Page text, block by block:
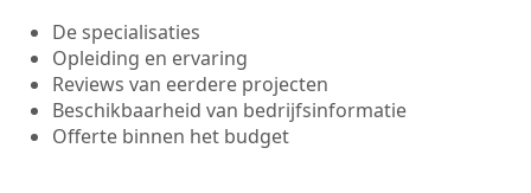
De specialisaties
Opleiding en ervaring
Reviews van eerdere projecten
Beschikbaarheid van bedrijfsinformatie
Offerte binnen het budget